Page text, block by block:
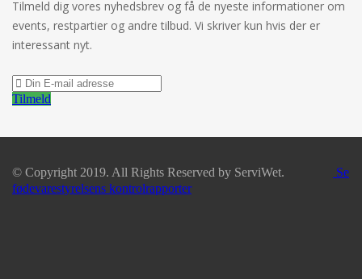
Tilmeld dig vores nyhedsbrev og få de nyeste informationer om
events, restpartier og andre tilbud. Vi skriver kun hvis der er
interessant nyt.
Tilmeld
© Copyright 2019. All Rights Reserved by ServiWet.
Se
fødevarestyrelsens kontrolrapporter